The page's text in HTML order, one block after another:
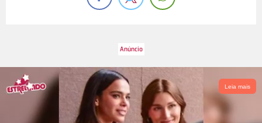
Leia mais